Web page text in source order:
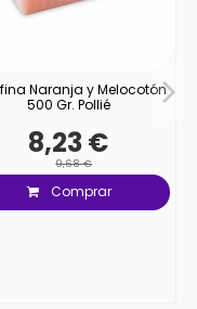
Naranja y Melocotón
500 Gr. Pollié
8,23 €
9,68 €
Comprar